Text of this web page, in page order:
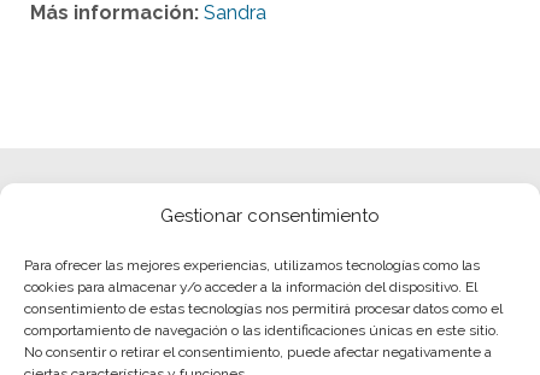
Gestionar consentimiento
Para ofrecer las mejores experiencias, utilizamos tecnologías como las
cookies para almacenar y/o acceder a la información del dispositivo. El
consentimiento de estas tecnologías nos permitirá procesar datos como el
comportamiento de navegación o las identificaciones únicas en este sitio.
No consentir o retirar el consentimiento, puede afectar negativamente a
Más información: Sandra